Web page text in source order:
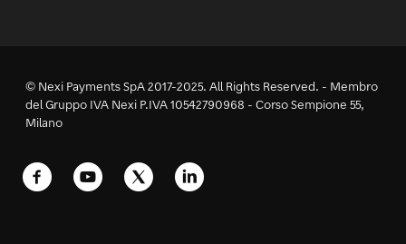
© Nexi Payments SpA 2017-2025. All Rights Reserved. - Membro
del Gruppo IVA Nexi P.IVA 10542790968 - Corso Sempione 55,
Milano